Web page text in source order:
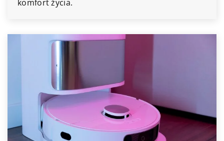
komfort życia.